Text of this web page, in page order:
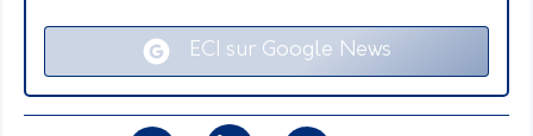
ECI sur Google News